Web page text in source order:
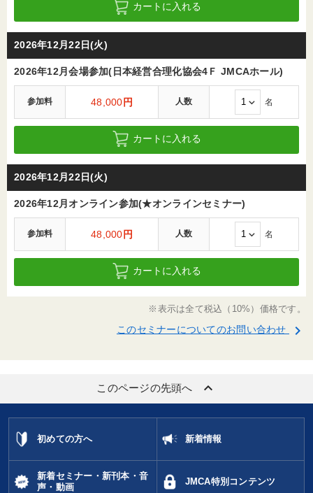
カートに入れる
2026年12月22日(火)
2026年12月会場参加(日本経営合理化協会4Ｆ JMCAホール)
参加料 48,000 円 人数 名
カートに入れる
2026年12月22日(火)
2026年12月オンライン参加(★オンラインセミナー)
参加料 48,000 円 人数 名
カートに入れる
※表示は全て税込（10%）価格です。
このセミナーについてのお問い合わせ keyboard_arrow_right
このページの先頭へ keyboard_arrow_up
初めての方へ 新着情報
新着セミナー・新刊本・音
声・動画
JMCA特別コンテンツ